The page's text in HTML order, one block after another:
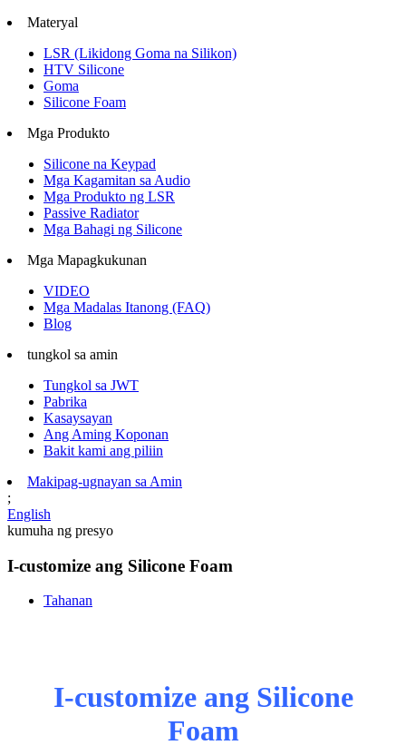
Materyal
LSR (Likidong Goma na Silikon)
HTV Silicone
Goma
Silicone Foam
Mga Produkto
Silicone na Keypad
Mga Kagamitan sa Audio
Mga Produkto ng LSR
Passive Radiator
Mga Bahagi ng Silicone
Mga Mapagkukunan
VIDEO
Mga Madalas Itanong (FAQ)
Blog
tungkol sa amin
Tungkol sa JWT
Pabrika
Kasaysayan
Ang Aming Koponan
Bakit kami ang piliin
Makipag-ugnayan sa Amin
;
English
kumuha ng presyo
I-customize ang Silicone Foam
Tahanan
I-customize ang Silicone
Foam